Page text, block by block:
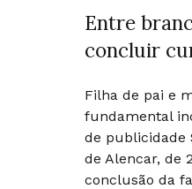
Entre
concluir
Filha de pai e
fundamental
de publicidade
de Alencar, de
conclusão da